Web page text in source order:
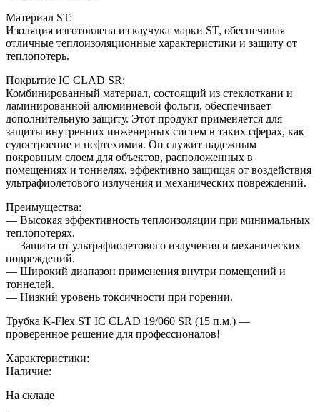
Материал ST:
Изоляция изготовлена из каучука марки ST, обеспечивая
отличные теплоизоляционные характеристики и защиту от
теплопотерь.
Покрытие IC CLAD SR:
Комбинированный материал, состоящий из стеклоткани и
ламинированной алюминиевой фольги, обеспечивает
дополнительную защиту. Этот продукт применяется для
защиты внутренних инженерных систем в таких сферах, как
судостроение и нефтехимия. Он служит надежным
покровным слоем для объектов, расположенных в
помещениях и тоннелях, эффективно защищая от воздействия
ультрафиолетового излучения и механических повреждений.
Преимущества:
— Высокая эффективность теплоизоляции при минимальных
теплопотерях.
— Защита от ультрафиолетового излучения и механических
повреждений.
— Широкий диапазон применения внутри помещений и
тоннелей.
— Низкий уровень токсичности при горении.
Трубка K-Flex ST IС CLAD 19/060 SR (15 п.м.) —
проверенное решение для профессионалов!
Характеристики:
Наличие:
На складе